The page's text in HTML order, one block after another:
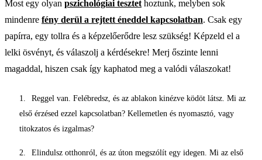
Most egy olyan pszichológiai tesztet hoztunk, melyben sok
mindenre fény derül a rejtett éneddel kapcsolatban. Csak egy
papírra, egy tollra és a képzelőerődre lesz szükség! Képzeld el a
lelki ösvényt, és válaszolj a kérdésekre! Merj őszinte lenni
magaddal, hiszen csak így kaphatod meg a valódi válaszokat!
Reggel van. Felébredsz, és az ablakon kinézve ködöt látsz. Mi az
első érzésed ezzel kapcsolatban? Kellemetlen és nyomasztó, vagy
titokzatos és izgalmas?
Elindulsz otthonról, és az úton megszólít egy idegen. Mi az első